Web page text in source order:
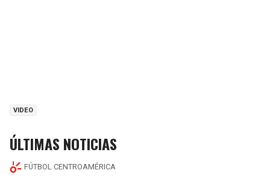
VIDEO
ÚLTIMAS NOTICIAS
FÚTBOL CENTROAMÉRICA